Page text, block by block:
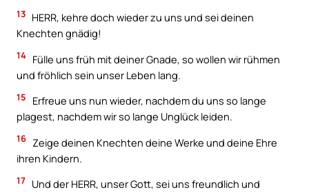
13 HERR, kehre doch wieder zu uns und sei deinen
Knechten gnädig!
14 Fülle uns früh mit deiner Gnade, so wollen wir rühmen
und fröhlich sein unser Leben lang.
15
Erfreue uns nun wieder, nachdem du uns so lange
plagest, nachdem wir so lange Unglück leiden.
16 Zeige deinen Knechten deine Werke und deine Ehre
ihren Kindern.
17 Und der HERR, unser Gott, sei uns freundlich und